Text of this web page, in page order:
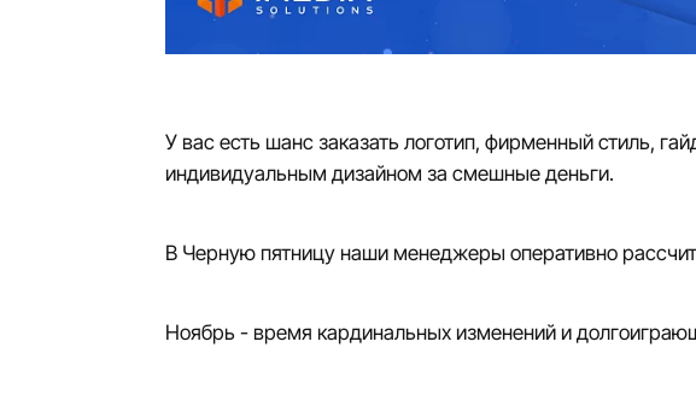
У вас есть шанс заказать логотип, фирменный стиль,
индивидуальным дизайном за смешные деньги.
В Черную пятницу наши менеджеры оперативно
Ноябрь - время кардинальных изменений и